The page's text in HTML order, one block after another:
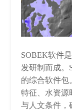
SOBEK软件
发研制而成。
的综合软件包
特征、水资源
与人文条件，